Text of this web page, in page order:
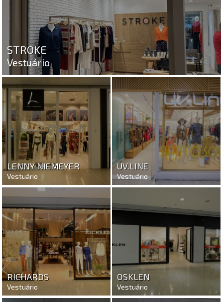
STROKE
Vestuário
LENNY NIEMEYER
Vestuário
UV.LINE
Vestuário
RICHARDS
Vestuário
OSKLEN
Vestuário